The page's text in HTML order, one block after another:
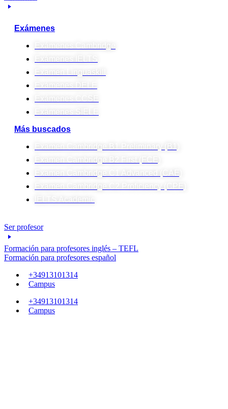
Exámenes
Exámenes Cambridge
Exámenes IELTS
Examen Linguaskill
Exámenes DELE
Exámenes CCSE
Exámenes SIELE
Más buscados
Examen Cambridge B1 Preliminary (B1)
Examen Cambridge B2 First (FCE)
Examen Cambridge C1 Advanced (CAE)
Examen Cambridge C2 Proficiency (CPE)
IELTS Academic
Ser profesor
Formación para profesores inglés – TEFL
Formación para profesores español
+34913101314
Campus
+34913101314
Campus